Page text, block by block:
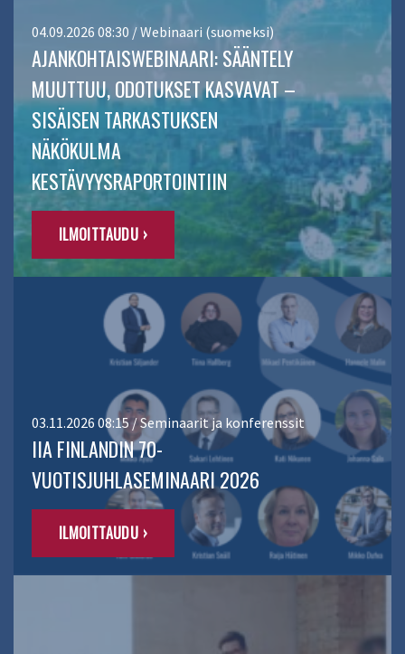
04.09.2026 08:30 / Webinaari (suomeksi)
AJANKOHTAISWEBINAARI: SÄÄNTELY
MUUTTUU, ODOTUKSET KASVAVAT –
SISÄISEN TARKASTUKSEN
NÄKÖKULMA
KESTÄVYYSRAPORTOINTIIN
ILMOITTAUDU ›
03.11.2026 08:15 / Seminaarit ja konferenssit
IIA FINLANDIN 70-
VUOTISJUHLASEMINAARI 2026
ILMOITTAUDU ›